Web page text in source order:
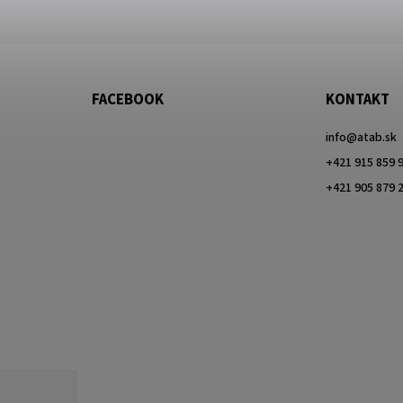
FACEBOOK KONTAKT
info@atab.sk
+421 915 859
+421 905 879